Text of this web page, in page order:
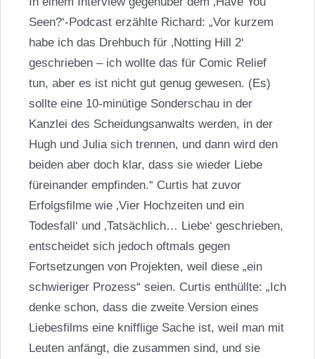
Seen?‘-Podcast erzählte Richard: „Vor kurzem
habe ich das Drehbuch für ‚Notting Hill 2‘
geschrieben – ich wollte das für Comic Relief
tun, aber es ist nicht gut genug gewesen. (Es)
sollte eine 10-minütige Sonderschau in der
Kanzlei des Scheidungsanwalts werden, in der
Hugh und Julia sich trennen, und dann wird den
beiden aber doch klar, dass sie wieder Liebe
füreinander empfinden.“ Curtis hat zuvor
Erfolgsfilme wie ‚Vier Hochzeiten und ein
Todesfall‘ und ‚Tatsächlich… Liebe‘ geschrieben,
entscheidet sich jedoch oftmals gegen
Fortsetzungen von Projekten, weil diese „ein
schwieriger Prozess“ seien. Curtis enthüllte: „Ich
denke schon, dass die zweite Version eines
Liebesfilms eine knifflige Sache ist, weil man mit
Leuten anfängt, die zusammen sind, und sie